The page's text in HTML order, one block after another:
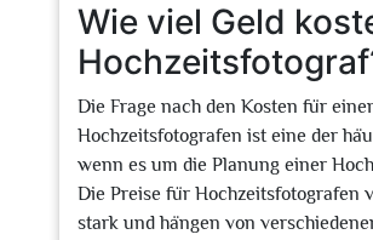
Wie viel Geld
Die Frage nach den Kosten für
Hochzeitsfotografen ist eine der
wenn es um die Planung einer
Die Preise für Hochzeitsfotografen
stark und hängen von